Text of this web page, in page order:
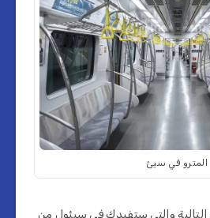
المترو في سيئ
التالية والتي ستفيدك في سيئول من